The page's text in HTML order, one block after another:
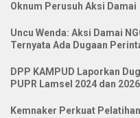
Oknum Perusuh Aksi Damai
Uncu Wenda: Aksi Damai
Ternyata Ada Dugaan
DPP KAMPUD Laporkan
PUPR Lamsel 2024 dan
Kemnaker Perkuat